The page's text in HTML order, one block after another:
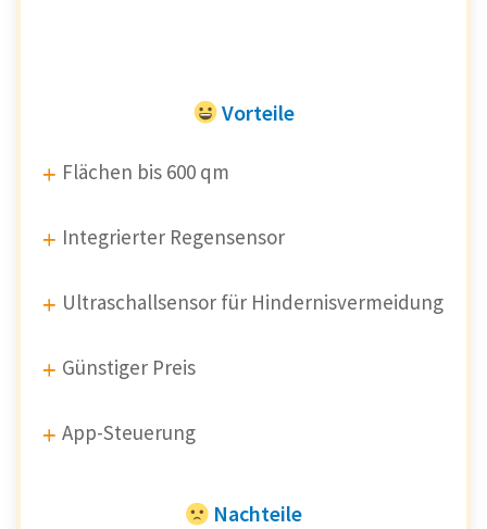
Vorteile
Flächen bis 600 qm
Integrierter Regensensor
Ultraschallsensor für Hindernisvermeidung
Günstiger Preis
App-Steuerung
Nachteile